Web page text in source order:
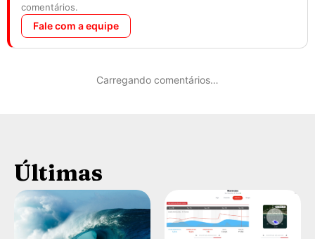
comentários.
Fale com a equipe
Carregando comentários…
Últimas